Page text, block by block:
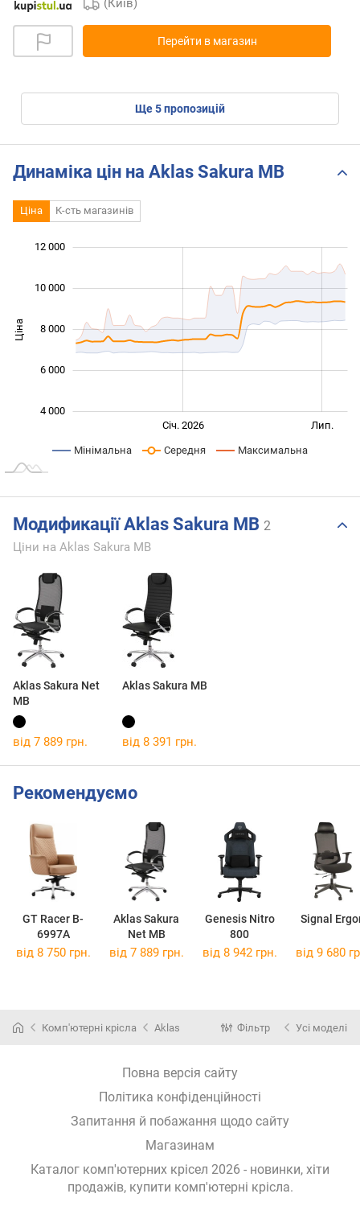
(Київ)
Перейти в магазин
ще5пропозицій
Динаміка цін на Aklas Sakura MB
Ціна К-сть магазинів
Ціна 10 000
4 000
6 000
8 000
10 000
12 000
Січ. 2026 Лип.
Мінімальна Середня Максимальна
Модификації Aklas Sakura MB 2
Ціни на Aklas Sakura MB
Aklas Sakura Net
MB
Aklas Sakura MB
від 7 889 грн. від 8 391 грн.
Рекомендуємо
GT Racer B-
6997A
Aklas Sakura
Net MB
Genesis Nitro
800
Signal
від 8 750 грн. від 7 889 грн. від 8 942 грн. від 9 680
Комп'ютерні крісла Aklas Фільтр Усі моделі
Повна версія сайту
Політика конфіденційності
Запитання й побажання щодо сайту
Магазинам
Каталог комп'ютерних крісел 2026 - новинки, хіти
продажів, купити комп'ютерні крісла.